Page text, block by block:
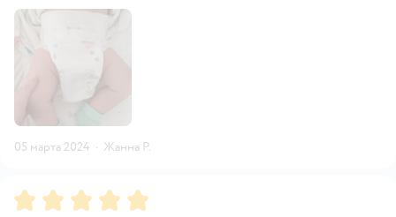
05 марта 2024 · Жанна Р.
Рейтинг:5